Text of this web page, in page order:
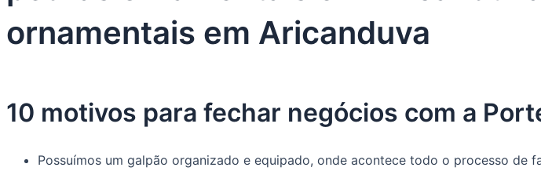
ornamentais em Aricanduva
10 motivos para fechar negócios com a
Possuímos um galpão organizado e equipado, onde acontece todo o processo